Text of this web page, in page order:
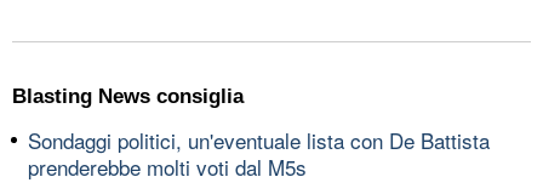
Blasting News consiglia
Sondaggi politici, un'eventuale lista con De Battista
prenderebbe molti voti dal M5s